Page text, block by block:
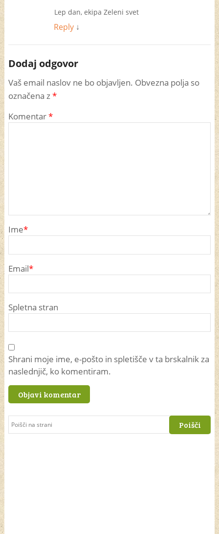
Lep dan, ekipa Zeleni svet
Reply ↓
Dodaj odgovor
Vaš email naslov ne bo objavljen. Obvezna polja so
označena z*
Komentar*
Ime*
Email*
Spletna stran
Shrani moje ime, e-pošto in spletišče v ta brskalnik za
naslednjič, ko komentiram.